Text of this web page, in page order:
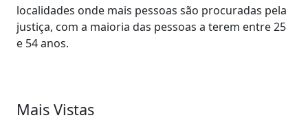
localidades onde mais pessoas são procuradas pela
justiça, com a maioria das pessoas a terem entre 25
e 54 anos.
Mais Vistas